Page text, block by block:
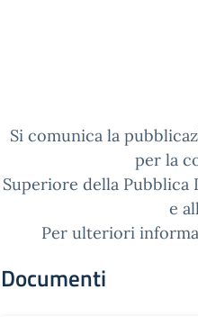
Si comunica la
per la
Superiore della Pubblica
e
Per ulteriori
Documenti